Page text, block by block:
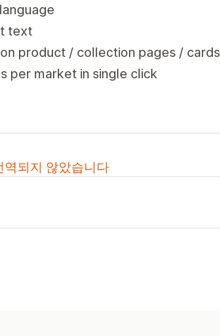
text
product / collection pages / cards
per market in single click
역되지 않았습니다